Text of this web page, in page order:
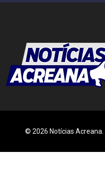
© 2026 Notícias Acreana.